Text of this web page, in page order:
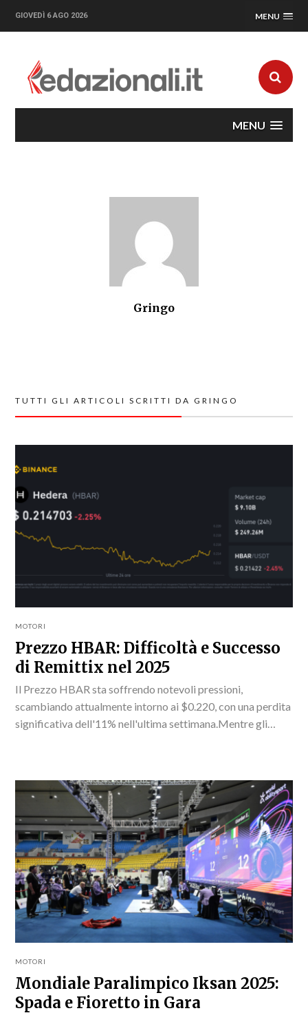
GIOVEDÌ 6 AGO 2026 MENU
MENU
Gringo
TUTTI GLI ARTICOLI SCRITTI DA GRINGO
MOTORI
Prezzo HBAR: Difficoltà e Successo
di Remittix nel 2025
Il Prezzo HBAR sta soffrendo notevoli pressioni,
scambiando attualmente intorno ai $0.220, con una perdita
significativa dell'11% nell'ultima settimana.Mentre gli
MOTORI
Mondiale Paralimpico Iksan 2025:
Spada e Fioretto in Gara